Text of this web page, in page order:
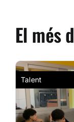
El més
Talent